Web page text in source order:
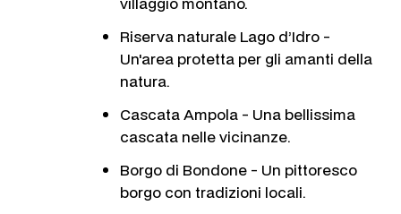
Riserva naturale Lago d’Idro -
Un'area protetta per gli amanti della
natura.
Cascata Ampola - Una bellissima
cascata nelle vicinanze.
Borgo di Bondone - Un pittoresco
borgo con tradizioni locali.